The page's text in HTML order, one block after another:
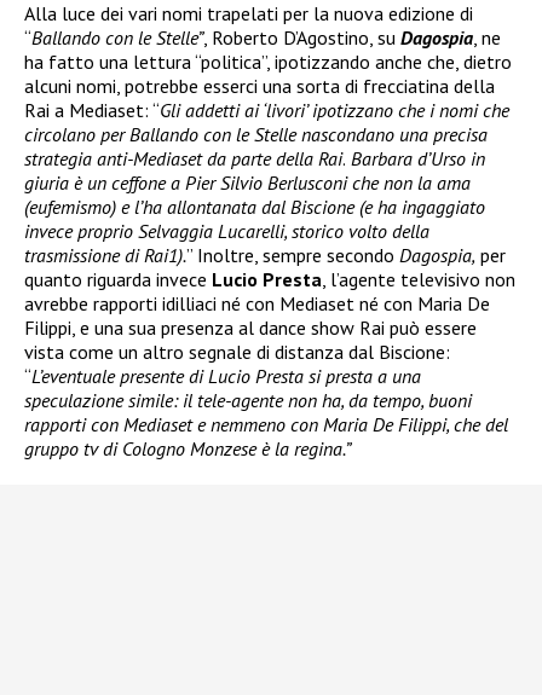
Alla luce dei vari nomi trapelati per la nuova edizione di
“Ballando con le Stelle”, Roberto D’Agostino, su Dagospia, ne
ha fatto una lettura “politica”, ipotizzando anche che, dietro
alcuni nomi, potrebbe esserci una sorta di frecciatina della
Rai a Mediaset: “Gli addetti ai ‘livori’ ipotizzano che i nomi che
circolano per Ballando con le Stelle nascondano una precisa
strategia anti-Mediaset da parte della Rai. Barbara d’Urso in
giuria è un ceffone a Pier Silvio Berlusconi che non la ama
(eufemismo) e l’ha allontanata dal Biscione (e ha ingaggiato
invece proprio Selvaggia Lucarelli, storico volto della
trasmissione di Rai1).” Inoltre, sempre secondo Dagospia, per
quanto riguarda invece Lucio Presta, l’agente televisivo non
avrebbe rapporti idilliaci né con Mediaset né con Maria De
Filippi, e una sua presenza al dance show Rai può essere
vista come un altro segnale di distanza dal Biscione:
“L’eventuale presente di Lucio Presta si presta a una
speculazione simile: il tele-agente non ha, da tempo, buoni
rapporti con Mediaset e nemmeno con Maria De Filippi, che del
gruppo tv di Cologno Monzese è la regina.”